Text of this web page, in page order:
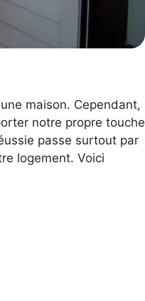
maison. Cependant,
notre propre touche
passe surtout par
logement. Voici